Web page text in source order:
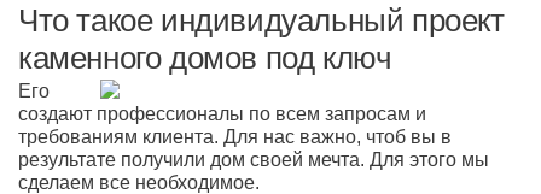
Что такое индивидуальный проект
каменного домов под ключ
Его
создают профессионалы по всем запросам и
требованиям клиента. Для нас важно, чтоб вы в
результате получили дом своей мечта. Для этого мы
сделаем все необходимое.